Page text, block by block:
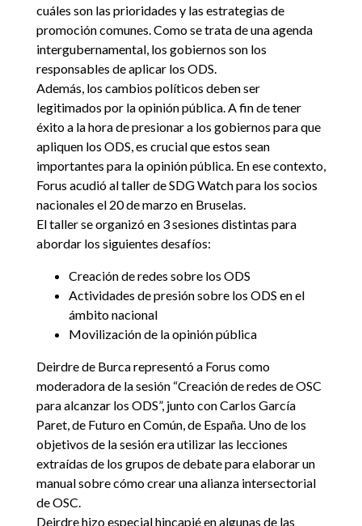
cuáles son las prioridades y las estrategias de
promoción comunes. Como se trata de una agenda
intergubernamental, los gobiernos son los
responsables de aplicar los ODS.
Además, los cambios políticos deben ser
legitimados por la opinión pública. A fin de tener
éxito a la hora de presionar a los gobiernos para que
apliquen los ODS, es crucial que estos sean
importantes para la opinión pública. En ese contexto,
Forus acudió al taller de SDG Watch para los socios
nacionales el 20 de marzo en Bruselas.
El taller se organizó en 3 sesiones distintas para
abordar los siguientes desafíos:
Creación de redes sobre los ODS
Actividades de presión sobre los ODS en el
ámbito nacional
Movilización de la opinión pública
Deirdre de Burca representó a Forus como
moderadora de la sesión “Creación de redes de OSC
para alcanzar los ODS”, junto con Carlos García
Paret, de Futuro en Común, de España. Uno de los
objetivos de la sesión era utilizar las lecciones
extraídas de los grupos de debate para elaborar un
manual sobre cómo crear una alianza intersectorial
de OSC.
Deirdre hizo especial hincapié en algunas de las